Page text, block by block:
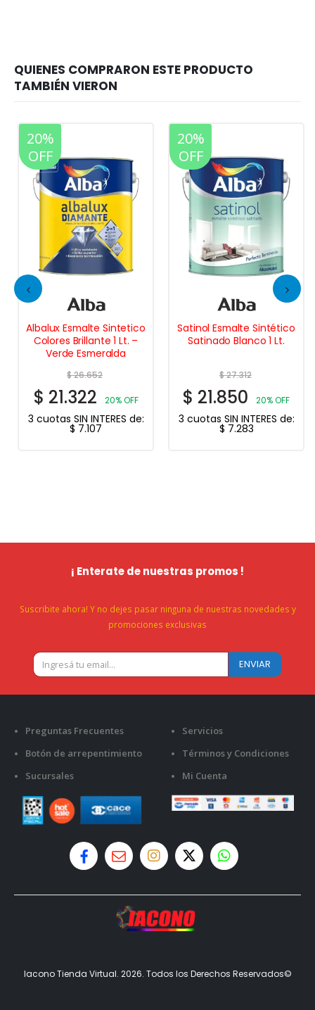
20%
OFF
Albalux Esmalte Sintetico
Colores Brillante 1 Lt. –
Verde Esmeralda
$26.652
$ 21.322 20% OFF
3 cuotas SIN INTERES de:
$ 7.107
20%
OFF
Satinol Esmalte Sintético
Satinado Blanco 1 Lt.
$27.312
$ 21.850 20% OFF
3 cuotas SIN INTERES de:
$ 7.283
¡ Enterate de nuestras promos !
Suscribite ahora! Y no dejes pasar ninguna de nuestras novedades y
promociones exclusivas
Preguntas Frecuentes
Botón de arrepentimiento
Sucursales
Servicios
Términos y Condiciones
Mi Cuenta
Iacono Tienda Virtual. 2026. Todos los Derechos Reservados©